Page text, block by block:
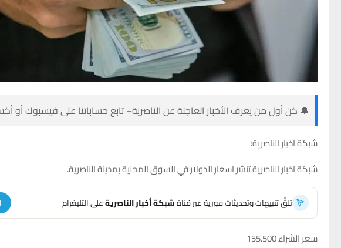
🔔 كن أول من يعرف الأخبار العاجلة عن الناصرية– تابع حساباتنا على فيسبوك أو
شبكة اخبار الناصرية:
شبكة اخبار الناصرية تنشر اسعار الدولار في السوق المحلية بمدينة الناصرية.
تلقَّ تنبيهات وتحديثات فورية عبر قناةشبكة أخبار الناصريةعلى التليغرام
سعر الشراء 155.500